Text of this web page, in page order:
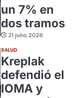
un 7% en
dos tramos
21 julio, 2026
SALUD
Kreplak
defendió el
IOMA y